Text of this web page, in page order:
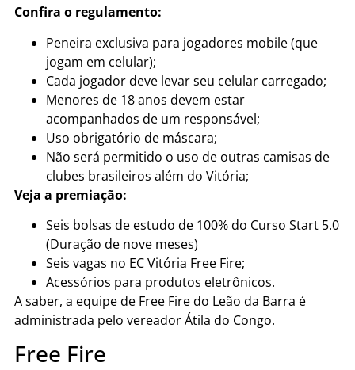
Confira o regulamento:
Peneira exclusiva para jogadores mobile (que
jogam em celular);
Cada jogador deve levar seu celular carregado;
Menores de 18 anos devem estar
acompanhados de um responsável;
Uso obrigatório de máscara;
Não será permitido o uso de outras camisas de
clubes brasileiros além do Vitória;
Veja a premiação:
Seis bolsas de estudo de 100% do Curso Start 5.0
(Duração de nove meses)
Seis vagas no EC Vitória Free Fire;
Acessórios para produtos eletrônicos.
A saber, a equipe de Free Fire do Leão da Barra é
administrada pelo vereador Átila do Congo.
Free Fire